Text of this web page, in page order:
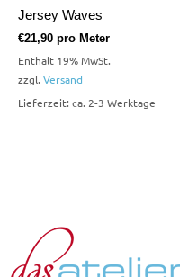
Jersey Waves
€21,90 pro Meter
Enthält 19% MwSt.
zzgl. Versand
Lieferzeit: ca. 2-3 Werktage